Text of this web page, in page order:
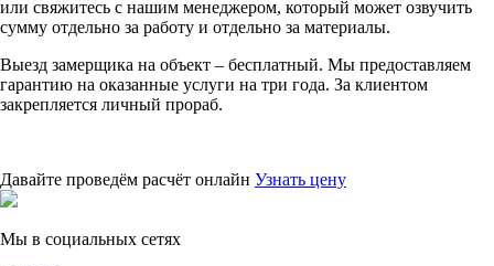
или свяжитесь с нашим менеджером, который может озвучить
сумму отдельно за работу и отдельно за материалы.
Выезд замерщика на объект – бесплатный. Мы предоставляем
гарантию на оказанные услуги на три года. За клиентом
закрепляется личный прораб.
Давайте проведём расчёт онлайн Узнать цену
Мы в социальных сетях